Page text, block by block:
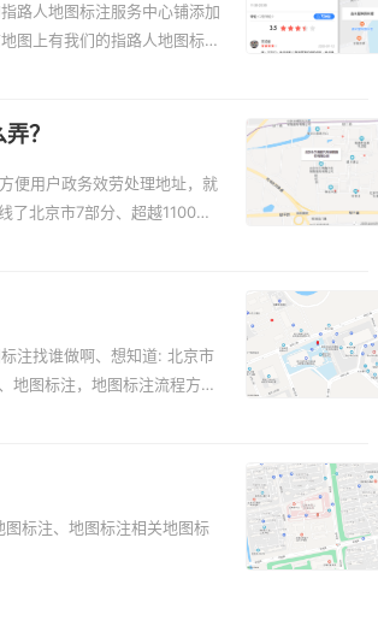
路人地图标注服务中心铺添加
图上有我们的指路人地图标注
？
便用户政务效劳处理地址，就
了北京市7部分、超越1100个
地图"，或"探索附近"后，
注找谁做啊、想知道: 北京市
图标注，地图标注流程方法
标注、地图标注相关地图标